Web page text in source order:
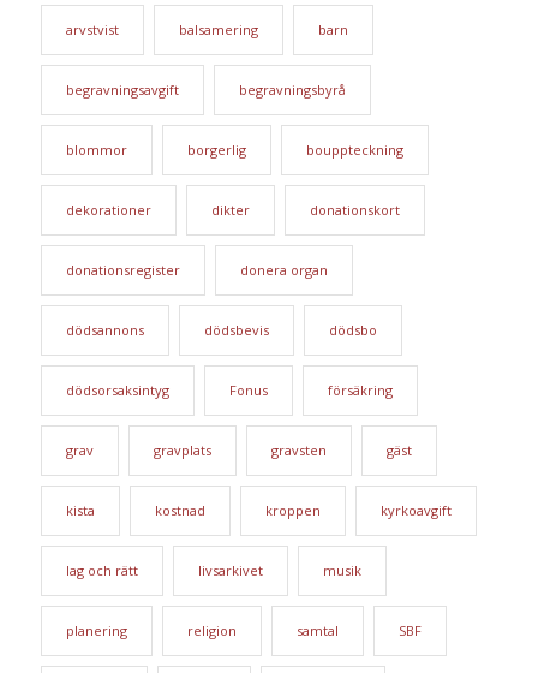
arvstvist balsamering barn
begravningsavgift begravningsbyrå
blommor borgerlig bouppteckning
dekorationer dikter donationskort
donationsregister donera organ
dödsannons dödsbevis dödsbo
dödsorsaksintyg Fonus försäkring
grav gravplats gravsten gäst
kista kostnad kroppen kyrkoavgift
lag och rätt livsarkivet musik
planering religion samtal SBF